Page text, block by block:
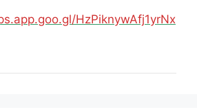
HzPiknywAfj1yrNx